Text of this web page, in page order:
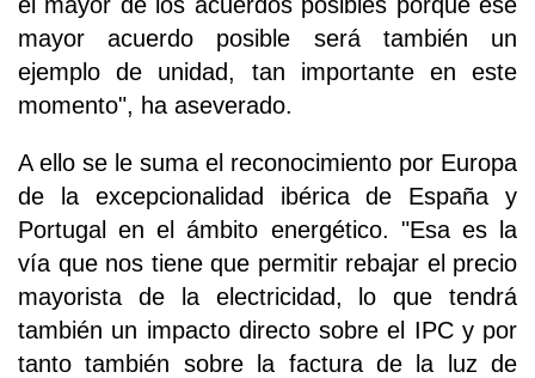
mayor acuerdo posible será también un
ejemplo de unidad, tan importante en este
momento", ha aseverado.
A ello se le suma el reconocimiento por Europa
de la excepcionalidad ibérica de España y
Portugal en el ámbito energético. "Esa es la
vía que nos tiene que permitir rebajar el precio
mayorista de la electricidad, lo que tendrá
también un impacto directo sobre el IPC y por
tanto también sobre la factura de la luz de